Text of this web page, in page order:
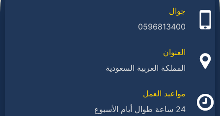
جوال
0596813400
العنوان
المملكة العربية السعودية
مواعيد العمل
24 ساعة طوال أيام الأسبوع